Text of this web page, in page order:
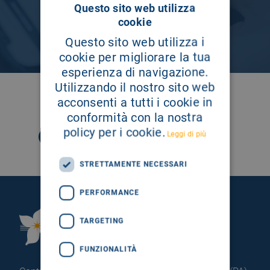
SEGUICI SU
Fondazione Istituto
Questo sito web utilizza
cookie
Questo sito web utilizza i
cookie per migliorare la tua
esperienza di navigazione.
Utilizzando il nostro sito web
acconsenti a tutti i cookie in
conformità con la nostra
policy per i cookie. Leggi di più
STRETTAMENTE NECESSARI
PERFORMANCE
TARGETING
FUNZIONALITÀ